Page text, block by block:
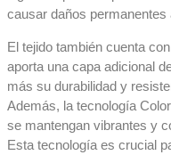
para
Oficina
y
Zona Clientes
Pagos
Zona
Clientes
Oekotex
causar daños permanentes
El tejido también cuenta
aporta una capa adicional
más su durabilidad y
Además, la tecnología
se mantengan vibrantes y
Esta tecnología es crucial